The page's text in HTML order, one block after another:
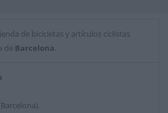
de bicicletas y artículos ciclistas
de Barcelona.